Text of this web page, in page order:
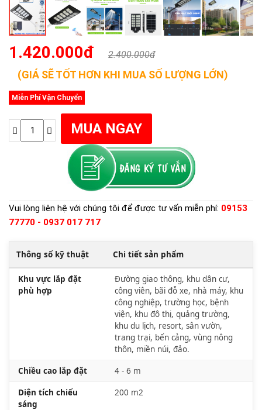
1.420.000đ 2.400.000đ
(GIÁ SẼ TỐT HƠN KHI MUA SỐ LƯỢNG LỚN)
Miễn Phí Vận Chuyển
Vui lòng liên hệ với chúng tôi để được tư vấn miễn phí: 09153
77770 - 0937 017 717
Thông số kỹ thuật Chi tiết sản phẩm
Khu vực lắp đặt
phù hợp
Đường giao thông, khu dân cư,
công viên, bãi đỗ xe, nhà máy, khu
công nghiệp, trường học, bệnh
viện, khu đô thị, quảng trường,
khu du lịch, resort, sân vườn,
trang trại, bến cảng, vùng nông
thôn, miền núi, đảo.
Chiều cao lắp đặt 4 - 6 m
Diện tích chiếu
sáng
200 m2